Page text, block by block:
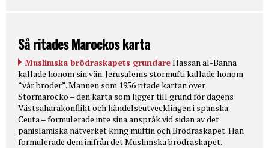
Så ritades Marockos karta
Muslimska brödraskapets grundareHassan al-Banna
kallade honom sin vän. Jerusalems stormufti kallade honom
“vår broder”. Mannen som 1956 ritade kartan över
Stormarocko – den karta som ligger till grund för dagens
Västsaharakonflikt och händelseutvecklingen i spanska
Ceuta – formulerade inte sina anspråk vid sidan av det
panislamiska nätverket kring muftin och Brödraskapet. Han
formulerade dem inifrån det Muslimska brödraskapet.